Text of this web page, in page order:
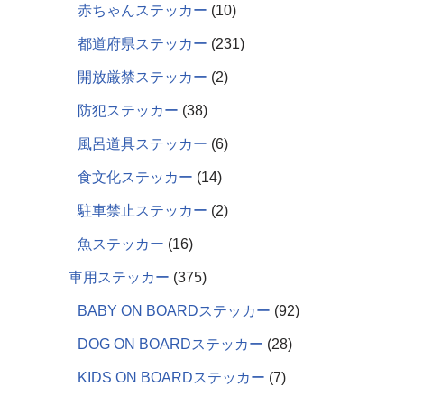
赤ちゃんステッカー 10
都道府県ステッカー 231
開放厳禁ステッカー 2
防犯ステッカー 38
風呂道具ステッカー 6
食文化ステッカー 14
駐車禁止ステッカー 2
魚ステッカー 16
車用ステッカー 375
BABY ON BOARDステッカー 92
DOG ON BOARDステッカー 28
KIDS ON BOARDステッカー 7